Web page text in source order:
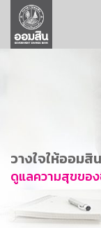
ลูกค้าธุรกิจ
ลูกค้าผู้ประกอ
การพัฒนาที่
ข่าวสาร
บริการทางก
อื่นๆ
วางใจให้ออมสิน
ดูแลความสุขขอ